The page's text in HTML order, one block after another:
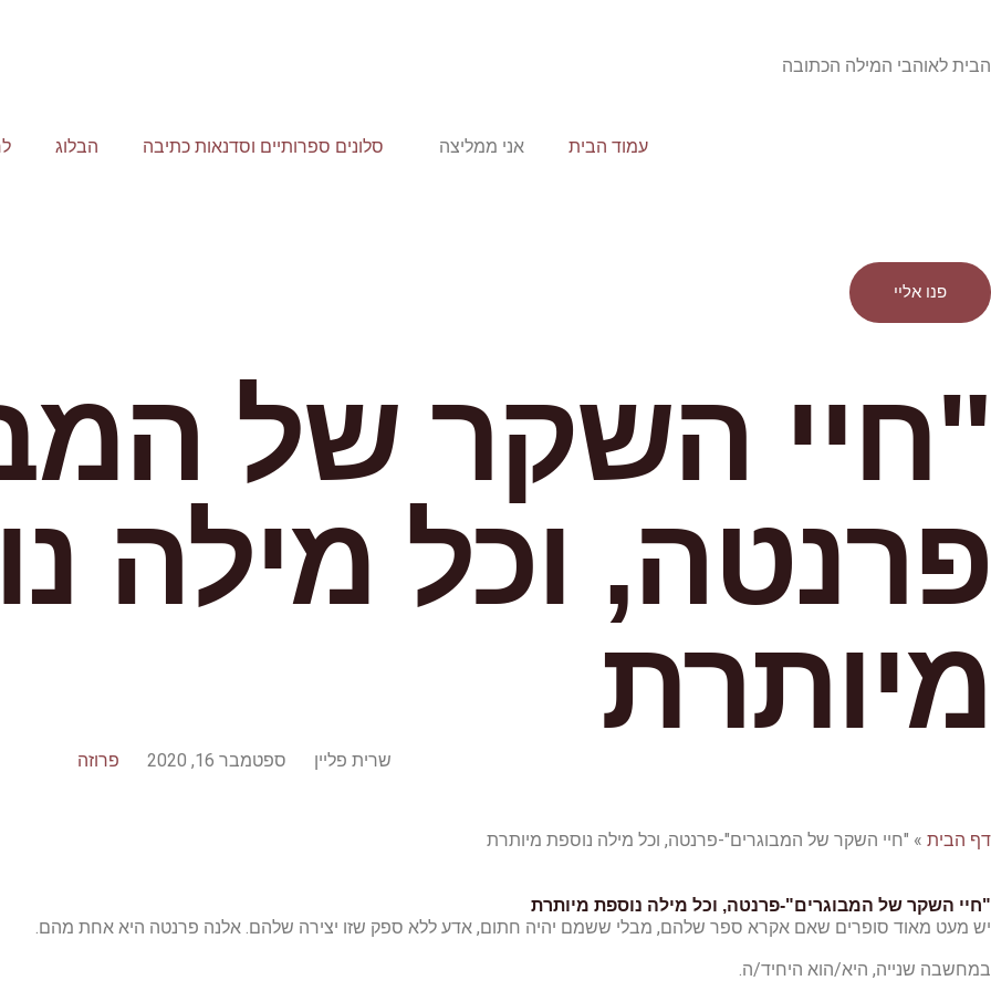
הבית לאוהבי המילה הכתובה
עמוד הבית אני ממליצה סלונים ספרותיים וסדנאות כתיבה הבלוג
פנו אליי
"חיי השקר של
פרנטה, וכל מילה
מיותרת
שרית פליין ספטמבר 16, 2020 פרוזה
דף הבית » "חיי השקר של המבוגרים"-פרנטה, וכל מילה נוספת מיותרת
"חיי השקר של המבוגרים"-פרנטה, וכל מילה נוספת מיותרת
יש מעט מאוד סופרים שאם אקרא ספר שלהם, מבלי ששמם יהיה חתום, אדע ללא ספק שזו יצירה שלהם. אלנה פרנטה היא אחת מהם.
במחשבה שנייה, היא/הוא היחיד/ה.